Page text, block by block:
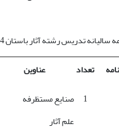
سالیانه تدریس رشته آثار باستان 1314ـ 1315
تعداد عناوین
1 صنایع مستظرفه
علم آثار